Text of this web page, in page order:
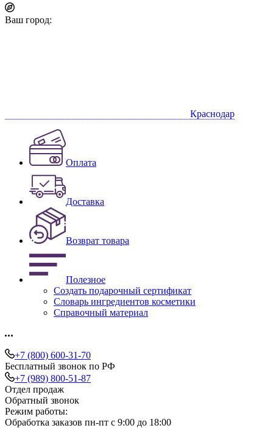
Ваш город:
Краснодар
Оплата
Доставка
Возврат товара
Полезное
Создать подарочный сертификат
Словарь ингредиентов косметики
Справочный материал
+7 (800) 600-31-70
Бесплатный звонок по РФ
+7 (989) 800-51-87
Отдел продаж
Обратный звонок
Режим работы:
Обработка заказов пн-пт с 9:00 до 18:00